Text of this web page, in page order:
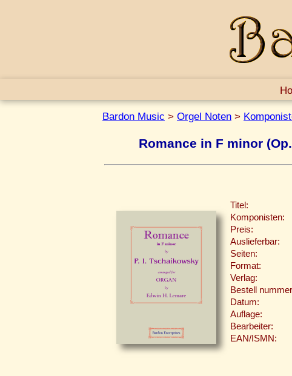
Bardon Music > Orgel Noten >
Romance in F minor
Titel:
Komponisten:
Preis:
Auslieferbar:
Seiten:
Format:
Verlag:
Bestell
Datum:
Auflage:
Bearbeiter:
EAN/ISMN: